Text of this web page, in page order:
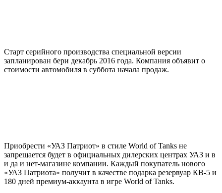
Старт серийного производства специальной версии
запланирован бери декабрь 2016 года. Компания объявит о
стоимости автомобиля в суббота начала продаж.
Приобрести «УАЗ Патриот» в стиле World of Tanks не
запрещается будет в официальных дилерских центрах УАЗ и в
и да и нет-магазине компании. Каждый покупатель нового
«УАЗ Патриота» получит в качестве подарка резервуар КВ-5 и
180 дней премиум-аккаунта в игре World of Tanks.